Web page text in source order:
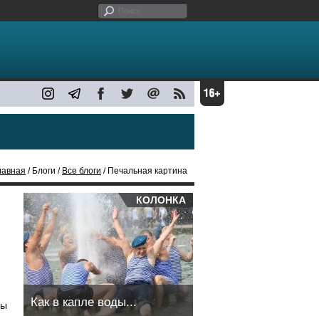
/ Блоги / Все блоги / Печальная картина
КОЛОНКА
Как в капле воды...